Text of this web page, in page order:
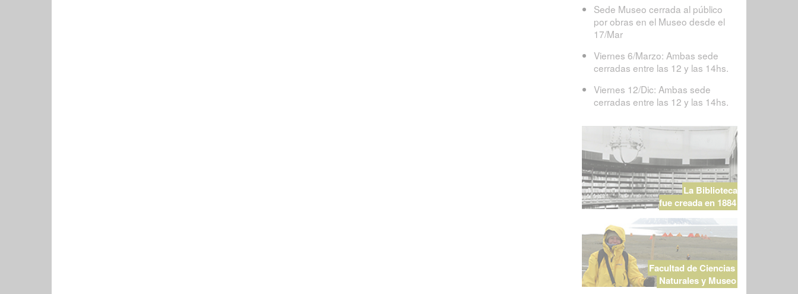
Sede Museo cerrada al público
por obras en el Museo desde el
17/Mar
Viernes 6/Marzo: Ambas sede
cerradas entre las 12 y las 14hs.
Viernes 12/Dic: Ambas sede
cerradas entre las 12 y las 14hs.
La Biblioteca
fue creada en 1884
Facultad de Ciencias
Naturales y Museo